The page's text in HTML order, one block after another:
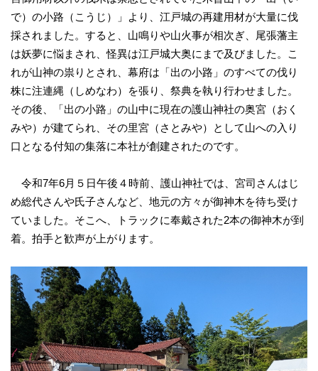
で）の小路（こうじ）」より、江戸城の再建用材が大量に伐
採されました。すると、山鳴りや山火事が相次ぎ、尾張藩主
は妖夢に悩まされ、怪異は江戸城大奥にまで及びました。こ
れが山神の祟りとされ、幕府は「出の小路」のすべての伐り
株に注連縄（しめなわ）を張り、祭典を執り行わせました。
その後、「出の小路」の山中に現在の護山神社の奥宮（おく
みや）が建てられ、その里宮（さとみや）として山への入り
口となる付知の集落に本社が創建されたのです。
令和7年6月５日午後４時前、護山神社では、宮司さんはじ
め総代さんや氏子さんなど、地元の方々が御神木を待ち受け
ていました。そこへ、トラックに奉戴された2本の御神木が到
着。拍手と歓声が上がります。